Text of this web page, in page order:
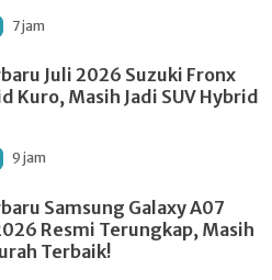
7 jam
Juli 2026 Suzuki Fronx
Kuro, Masih Jadi SUV Hybrid
9 jam
Samsung Galaxy A07
Resmi Terungkap, Masih
Terbaik!